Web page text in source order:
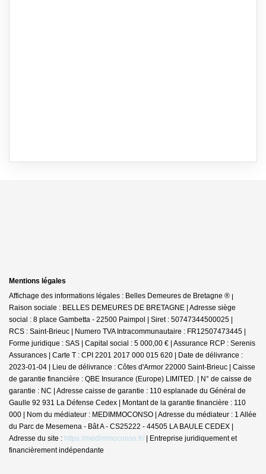
Mentions légales
Affichage des informations légales : Belles Demeures de Bretagne ® |
Raison sociale : BELLES DEMEURES DE BRETAGNE | Adresse siège
social : 8 place Gambetta - 22500 Paimpol | Siret : 50747344500025 |
RCS : Saint-Brieuc | Numero TVA Intracommunautaire : FR12507473445 |
Forme juridique : SAS | Capital social : 5 000,00 € | Assurance RCP : Serenis
Assurances | Carte T : CPI 2201 2017 000 015 620 | Date de délivrance :
2023-01-04 | Lieu de délivrance : Côtes d'Armor 22000 Saint-Brieuc | Caisse
de garantie financière : QBE Insurance (Europe) LIMITED. | N° de caisse de
garantie : NC | Adresse caisse de garantie : 110 esplanade du Général de
Gaulle 92 931 La Défense Cedex | Montant de la garantie financière : 110
000 | Nom du médiateur : MEDIMMOCONSO | Adresse du médiateur : 1 Allée
du Parc de Mesemena - Bât A - CS25222 - 44505 LA BAULE CEDEX |
Adresse du site : https://medimmoconso.fr/ | Entreprise juridiquement et
financièrement indépendante